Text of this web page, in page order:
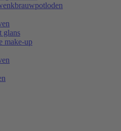
glans
make-up